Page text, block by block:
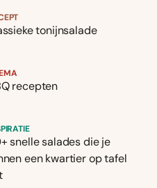
tonijnsalade
recepten
snelle salades die je
een kwartier op tafel